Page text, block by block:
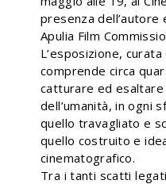
presenza
Apulia Film
L’esposizione,
comprende circa
catturare ed
dell’umanità, in ogni
quello travagliato e
quello costruito e
cinematografico.
Tra i tanti scatti